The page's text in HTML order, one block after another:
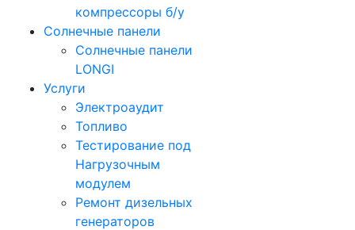
компрессоры б/у
Солнечные панели
Солнечные панели
LONGI
Услуги
Электроаудит
Топливо
Тестирование под
Нагрузочным
модулем
Ремонт дизельных
генераторов